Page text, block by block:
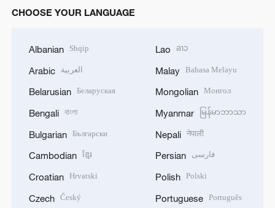
CHOOSE YOUR LANGUAGE
Albanian Shqip
Arabic العربية
Belarusian Беларуская
Bengali বাংলা
Bulgarian Български
Cambodian ខ្មែរ
Croatian Hrvatski
Czech Český
Lao ລາວ
Malay Bahasa Melayu
Mongolian Монгол
Myanmar မြန်မာဘာသာ
Nepali नेपाली
Persian فارسی
Polish Polski
Portuguese Português